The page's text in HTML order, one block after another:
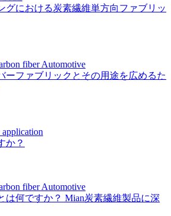
グにおける炭素繊維単方向ファブリッ
ーファブリックとその用途を広めるた
か？
は何ですか？ Mian炭素繊維製品に深